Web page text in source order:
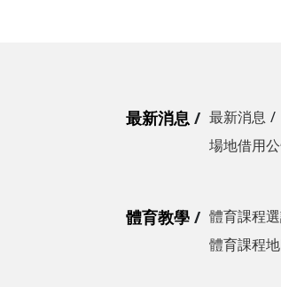
最新消息 最新消息
場地借用
體育教學 體育課程
體育課程